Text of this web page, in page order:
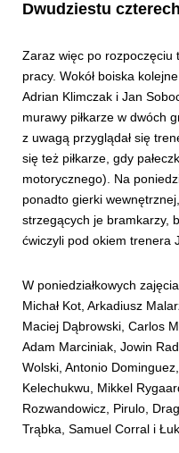
Dwudziestu czterech
Zaraz więc po rozpoczęciu
pracy. Wokół boiska
Adrian Klimczak i Jan
murawy piłkarze w dwóch
z uwagą przyglądał się
się też piłkarze, gdy
motorycznego). Na
ponadto gierki
strzegących je bramkarzy,
ćwiczyli pod okiem trenera
W poniedziałkowych
Michał Kot, Arkadiusz
Maciej Dąbrowski, Carlos
Adam Marciniak, Jowin
Wolski, Antonio
Kelechukwu, Mikkel
Rozwandowicz, Pirulo,
Trąbka, Samuel Corral i